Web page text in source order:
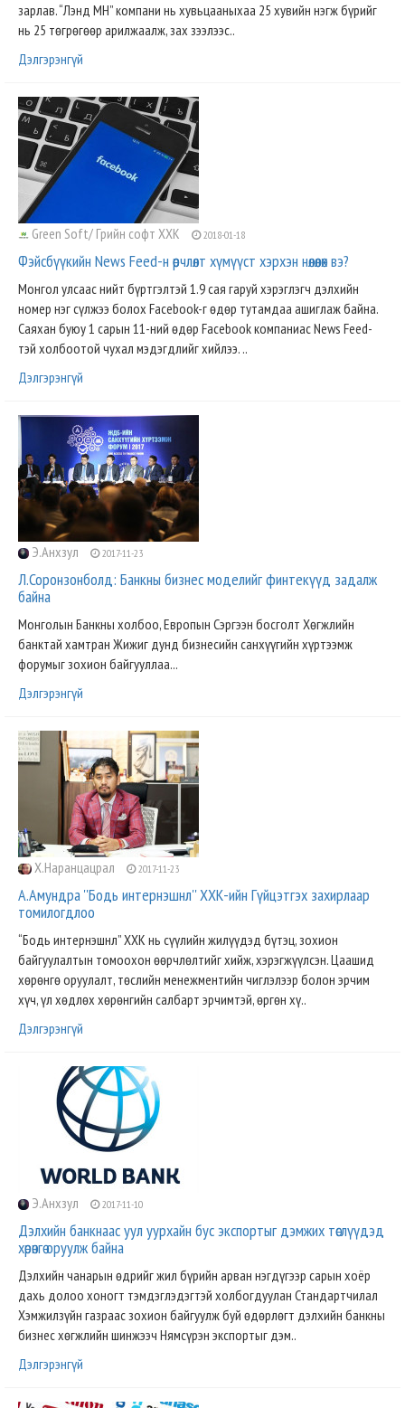
зарлав. “Лэнд МН” компани нь хувьцааныхаа 25 хувийн нэгж бүрийг
нь 25 төгрөгөөр арилжаалж, зах зээлээс..
Дэлгэрэнгүй
Green Soft/ Грийн софт ХХК 2018-01-18
Фэйсбүүкийн News Feed-н өөрчлөлт хүмүүст хэрхэн нөлөөлөх вэ?
Монгол улсаас нийт бүртгэлтэй 1.9 сая гаруй хэрэглэгч дэлхийн
номер нэг сүлжээ болох Facebook-г өдөр тутамдаа ашиглаж байна.
Саяхан буюу 1 сарын 11-ний өдөр Facebook компаниас News Feed-
тэй холбоотой чухал мэдэгдлийг хийлээ. ..
Дэлгэрэнгүй
Э.Анхзул 2017-11-23
Л.Соронзонболд: Банкны бизнес моделийг финтекүүд задалж
байна
Монголын Банкны холбоо, Европын Сэргээн босголт Хөгжлийн
банктай хамтран Жижиг дунд бизнесийн санхүүгийн хүртээмж
форумыг зохион байгууллаа...
Дэлгэрэнгүй
Х.Наранцацрал 2017-11-23
А.Амундра ''Бодь интернэшнл'' ХХК-ийн Гүйцэтгэх захирлаар
томилогдлоо
“Бодь интернэшнл” ХХК нь сүүлийн жилүүдэд бүтэц, зохион
байгуулалтын томоохон өөрчлөлтийг хийж, хэрэгжүүлсэн. Цаашид
хөрөнгө оруулалт, төслийн менежментийн чиглэлээр болон эрчим
хүч, үл хөдлөх хөрөнгийн салбарт эрчимтэй, өргөн хү..
Дэлгэрэнгүй
Э.Анхзул 2017-11-10
Дэлхийн банкнаас уул уурхайн бус экспортыг дэмжих төслүүдэд
хөрөнгө оруулж байна
Дэлхийн чанарын өдрийг жил бүрийн арван нэгдүгээр сарын хоёр
дахь долоо хоногт тэмдэглэдэгтэй холбогдуулан Стандартчилал
Хэмжилзүйн газраас зохион байгуулж буй өдөрлөгт дэлхийн банкны
бизнес хөгжлийн шинжээч Нямсүрэн экспортыг дэм..
Дэлгэрэнгүй